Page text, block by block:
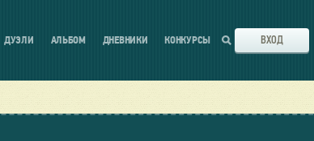
ДУЭЛИ АЛЬБОМ ДНЕВНИКИ КОНКУРСЫ ВХОД